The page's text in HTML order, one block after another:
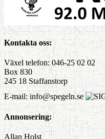
Kontakta oss:
Växel telefon: 046-25 02 02
Box 830
245 18 Staffanstorp
E-mail: info@spegeln.se
Annonsering:
Allan Holst